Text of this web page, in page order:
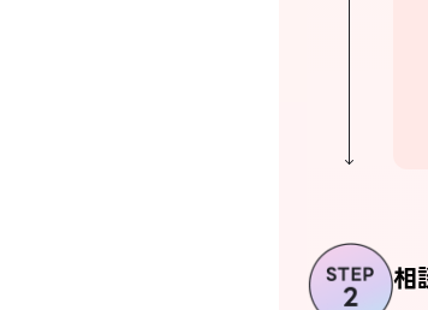
相